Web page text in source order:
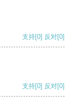
支持[0] 反对[0]
支持[0] 反对[0]